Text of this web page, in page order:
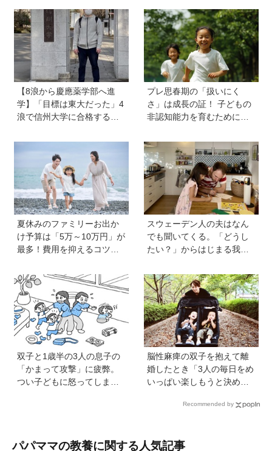
発達心理学者・渡辺弥生先
生に聞く今の子どもの感情
表現の育て方
史さんが教えるゲームしな
がら受験で勝つためのメソ
ッド
【8浪から慶應薬学部へ進
学】「目標は東大だった」4
浪で信州大学に合格するも1
た理由、今思うことは「学
歴は人の一部にしかすぎな
い」《慶應生よしださん｜
後編》
プレ思春期の「扱いにく
さ」は成長の証！ 子どもの
非認知能力を育むために親
夏休みのファミリーお出か
け予算は「5万～10万円」が
最多！費用を抑えるコツ
【HugKum総研】
スウェーデン人の夫はなん
でも聞いてくる。「どうし
たい？」からはじまる我が
て vol.24】
双子と1歳半の3人の息子の
「かまって攻撃」に疲弊。
つい子どもに怒ってしまい
脳性麻痺の双子を抱えて離
婚したとき「3人の毎日をめ
いっぱい楽しもうと決め
訊く子どもの人生の輝かせ
Recommended by
パパママの教養に関する人気記事